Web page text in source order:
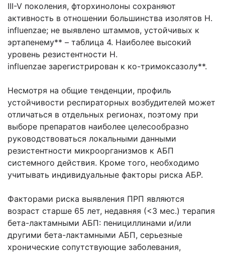
III-V поколения, фторхинолоны сохраняют
активность в отношении большинства изолятов H.
influenzae; не выявлено штаммов, устойчивых к
эртапенему** – таблица 4. Наиболее высокий
уровень резистентности H.
influenzae зарегистрирован к ко-тримоксазолу**.
Несмотря на общие тенденции, профиль
устойчивости респираторных возбудителей может
отличаться в отдельных регионах, поэтому при
выборе препаратов наиболее целесообразно
руководствоваться локальными данными
резистентности микроорганизмов к АБП
системного действия. Кроме того, необходимо
учитывать индивидуальные факторы риска АБР.
Факторами риска выявления ПРП являются
возраст старше 65 лет, недавняя (<3 мес.) терапия
бета-лактамными АБП: пенициллинами и/или
другими бета-лактамными АБП, серьезные
хронические сопутствующие заболевания,